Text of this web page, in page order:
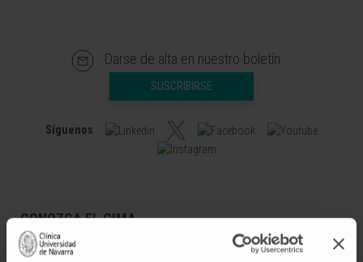
Darse de alta en nuestro boletín
SUSCRIBIRSE
Síguenos
CONOZCA EL CIMA
Quiénes somos